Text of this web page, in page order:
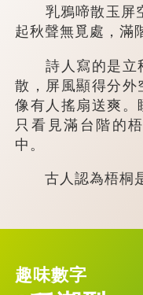
乳鴉啼散玉屏
起秋聲無覓處，滿
詩人寫的是立
散，屏風顯得分
像有人搖扇送爽。
只看見滿台階的
中。
古人認為梧桐
趣味數字